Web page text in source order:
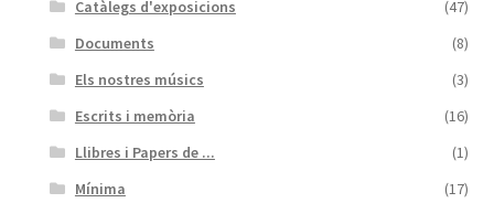
Catàlegs d'exposicions
(47)
Documents
(8)
Els nostres músics
(3)
Escrits i memòria
(16)
Llibres i Papers de ...
(1)
Mínima
(17)